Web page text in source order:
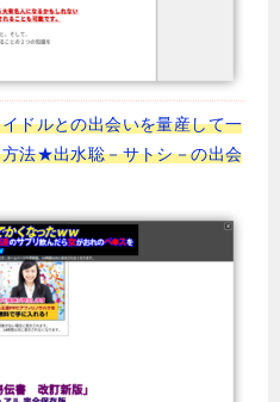
ドルとの出会いを量産して一
法★出水聡－サトシ－の出会